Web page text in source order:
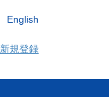
English
新規登録